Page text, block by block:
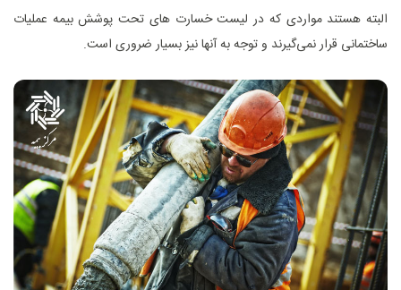
البته هستند مواردی که در لیست خسارت های تحت پوشش بیمه عملیات
ساختمانی قرار نمی‌گیرند و توجه به آنها نیز بسیار ضروری است.